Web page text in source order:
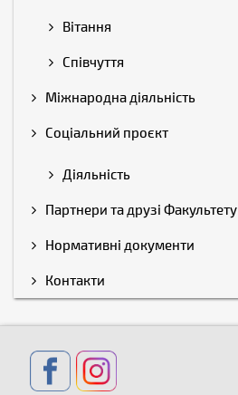
Вітання
Співчуття
Міжнародна діяльність
Соціальний проєкт
Діяльність
Партнери та друзі Факультету
Нормативні документи
Контакти